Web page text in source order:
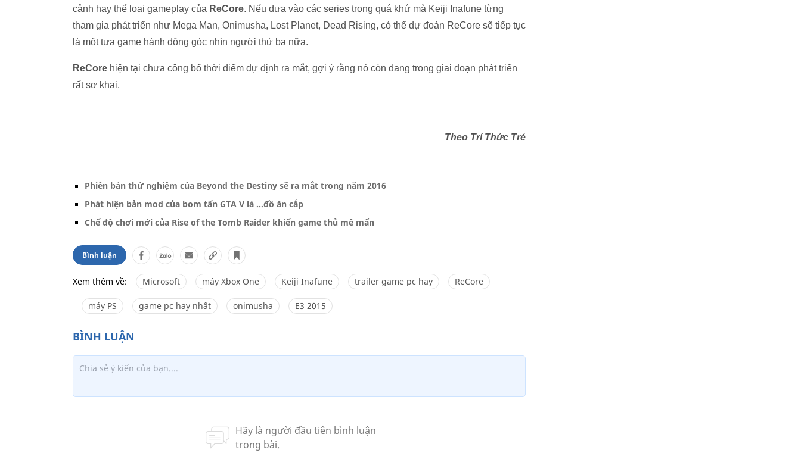
cảnh hay thể loại gameplay của ReCore. Nếu dựa vào các series trong quá khứ mà Keiji Inafune từng
tham gia phát triển như Mega Man, Onimusha, Lost Planet, Dead Rising, có thể dự đoán ReCore sẽ tiếp tục
là một tựa game hành động góc nhìn người thứ ba nữa.
ReCore hiện tại chưa công bố thời điểm dự định ra mắt, gợi ý rằng nó còn đang trong giai đoạn phát triển
rất sơ khai.
Theo Trí Thức Trẻ
Phiên bản thử nghiệm của Beyond the Destiny sẽ ra mắt trong năm 2016
Phát hiện bản mod của bom tấn GTA V là ...đồ ăn cắp
Chế độ chơi mới của Rise of the Tomb Raider khiến game thủ mê mẩn
Bình luận
Xem thêm về: Microsoft máy Xbox One Keiji Inafune trailer game pc hay ReCore
máy PS game pc hay nhất onimusha E3 2015